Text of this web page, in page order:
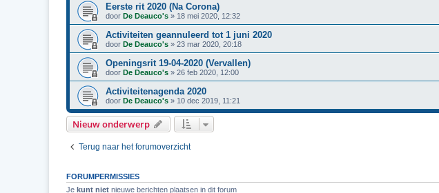
Eerste rit 2020 (Na Corona)
door De Deauco's » 18 mei 2020, 12:32
Activiteiten geannuleerd tot 1 juni 2020
door De Deauco's » 23 mar 2020, 20:18
Openingsrit 19-04-2020 (Vervallen)
door De Deauco's » 26 feb 2020, 12:00
Activiteitenagenda 2020
door De Deauco's » 10 dec 2019, 11:21
Nieuw onderwerp
Terug naar het forumoverzicht
FORUMPERMISSIES
Je kunt niet nieuwe berichten plaatsen in dit forum